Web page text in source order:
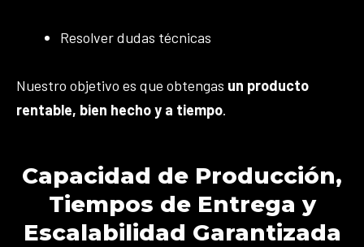
Resolver dudas técnicas
Nuestro objetivo es que obtengas un producto
rentable, bien hecho y a tiempo.
Capacidad de Producción,
Tiempos de Entrega y
Escalabilidad Garantizada